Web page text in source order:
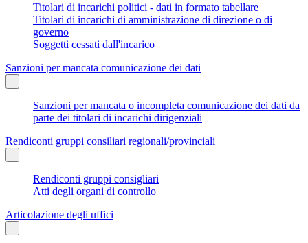
Titolari di incarichi politici - dati in formato tabellare
Titolari di incarichi di amministrazione di direzione o di
governo
Soggetti cessati dall'incarico
Sanzioni per mancata comunicazione dei dati
Sanzioni per mancata o incompleta comunicazione dei dati da
parte dei titolari di incarichi dirigenziali
Rendiconti gruppi consiliari regionali/provinciali
Rendiconti gruppi consigliari
Atti degli organi di controllo
Articolazione degli uffici